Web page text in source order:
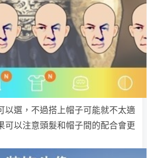
以選，不過搭上帽子可能就不太適
可以注意頭髮和帽子間的配合會更